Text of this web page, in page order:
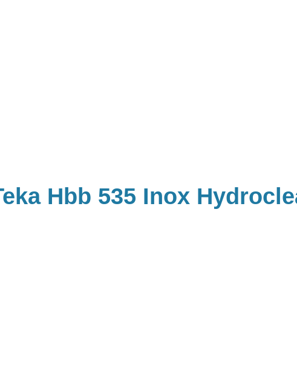
Hbb 535 Inox